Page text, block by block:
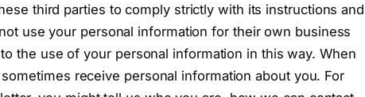
third parties to comply strictly with its instructions and
use your personal information for their own business
the use of your personal information in this way. When
receive personal information about you. For